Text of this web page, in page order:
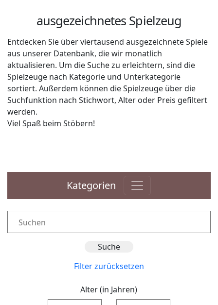
ausgezeichnetes Spielzeug
Entdecken Sie über viertausend ausgezeichnete Spiele
aus unserer Datenbank, die wir monatlich
aktualisieren. Um die Suche zu erleichtern, sind die
Spielzeuge nach Kategorie und Unterkategorie
sortiert. Außerdem können die Spielzeuge über die
Suchfunktion nach Stichwort, Alter oder Preis gefiltert
werden.
Viel Spaß beim Stöbern!
Kategorien
Filter zurücksetzen
Alter (in Jahren)